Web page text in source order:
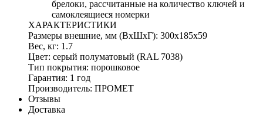
брелоки, рассчитанные на количество ключей и
самоклеящиеся номерки
ХАРАКТЕРИСТИКИ
Размеры внешние, мм (ВхШхГ): 300x185x59
Вес, кг: 1.7
Цвет: серый полуматовый (RAL 7038)
Тип покрытия: порошковое
Гарантия: 1 год
Производитель: ПРОМЕТ
Отзывы
Доставка